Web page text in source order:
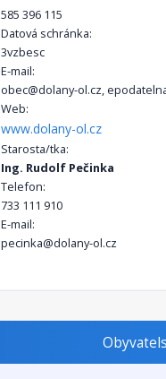
585 396 115
Datová schránka:
3vzbesc
E-mail:
obec@dolany-ol.cz,
Web:
www.dolany-ol.cz
Starosta/tka:
Ing. Rudolf Pečinka
Telefon:
733 111 910
E-mail:
pecinka@dolany-ol.cz